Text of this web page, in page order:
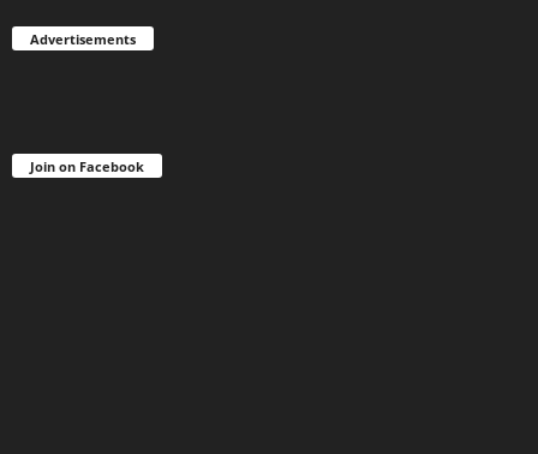
Advertisements
Join on Facebook